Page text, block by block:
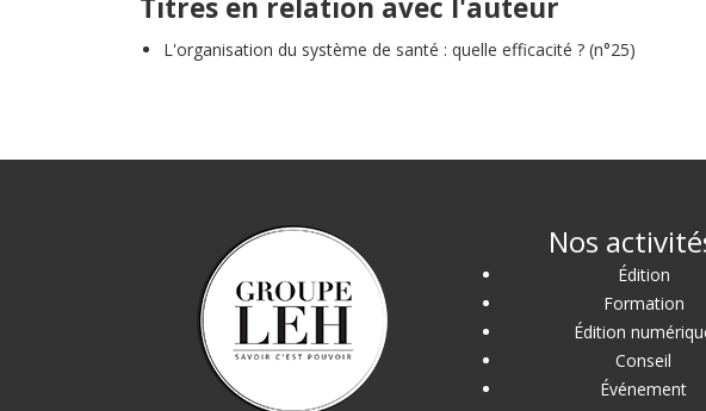
L'organisation du système de santé : quelle efficacité ? (n°25)
Nos
Édition
Formation
Édition
Conseil
Événement